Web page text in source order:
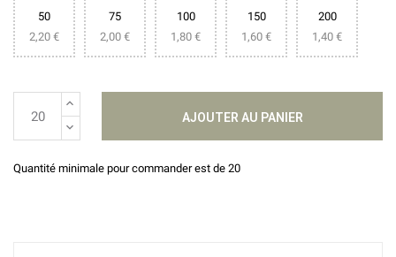
50
2,20 €
75
2,00 €
100
1,80 €
150
1,60 €
200
1,40 €
AJOUTER AU PANIER
Quantité minimale pour commander est de 20